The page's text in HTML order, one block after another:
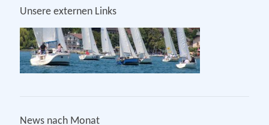
Unsere externen Links
News nach Monat